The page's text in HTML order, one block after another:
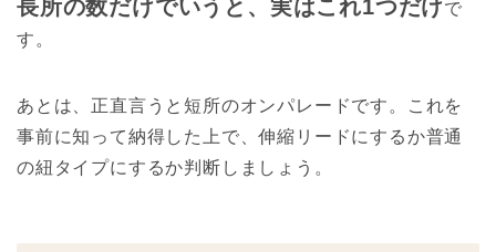
長所の数だけでいうと、実はこれ1つだけで
す。
あとは、正直言うと短所のオンパレードです。これを
事前に知って納得した上で、伸縮リードにするか普通
の紐タイプにするか判断しましょう。